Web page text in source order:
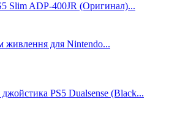
Slim ADP-400JR (Оригинал)...
живлення для Nintendo...
PS5 Dualsense (Black...